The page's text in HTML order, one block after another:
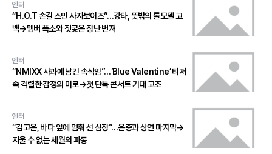
엔터
“H.O.T 손길 스민 사자보이즈”…강타, 뜻밖의 롤모델 고
백→멤버 폭소와 짓궂은 장난 번져
엔터
“NMIXX 사과에 남긴 속삭임”…‘Blue Valentine’ 티저
속 격렬한 감정의 미로→첫 단독 콘서트 기대 고조
엔터
“김고은, 바다 앞에 멈춰 선 심장”…은중과 상연 마지막→
지울 수 없는 세월의 파동